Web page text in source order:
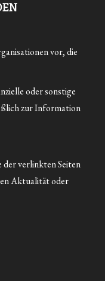
vor, die
oder sonstige
zur Information
der verlinkten Seiten
Aktualität oder